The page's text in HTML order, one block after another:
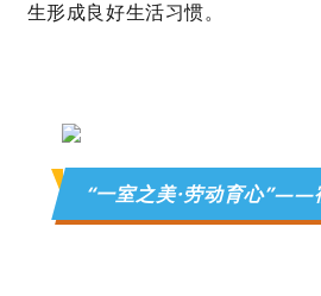
生形成良好生活习惯。
“一室之美·劳动育心”——